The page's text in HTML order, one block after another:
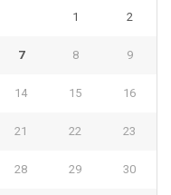
1 2
7 8 9
14 15 16
21 22 23
28 29 30